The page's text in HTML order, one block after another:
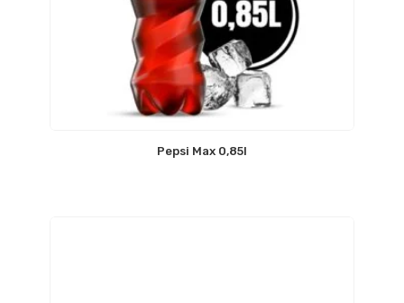
Pepsi Max 0,85l